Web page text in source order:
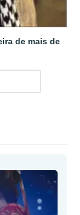
de mais de